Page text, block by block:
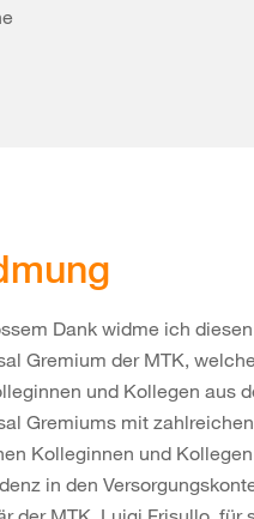
Dank widme ich
Gremium der MTK,
und Kollegen aus
Gremiums mit
Kolleginnen und
in den